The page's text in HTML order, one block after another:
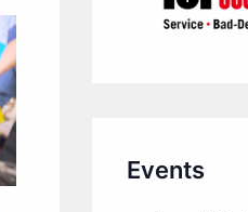
Events